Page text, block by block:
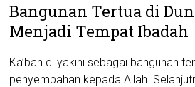
Bangunan Tertua di
Menjadi Tempat Ibadah
Ka’bah di yakini sebagai bangunan
penyembahan kepada Allah.